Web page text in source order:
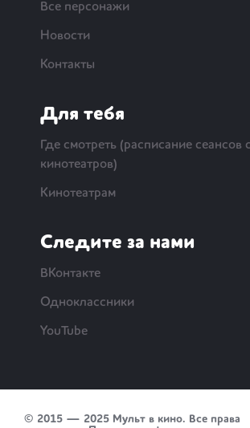
Все персонажи
Новости
Контакты
Для тебя
Где смотреть (расписание сеансов
кинотеатров)
Кинотеатрам
Следите за нами
ВКонтакте
Одноклассники
YouTube
© 2015 — 2025 Мульт в кино. Все права